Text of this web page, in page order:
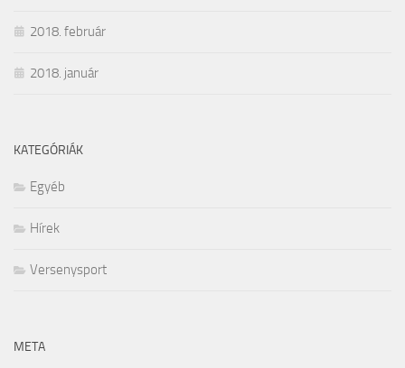
2018. február
2018. január
KATEGÓRIÁK
Egyéb
Hírek
Versenysport
META